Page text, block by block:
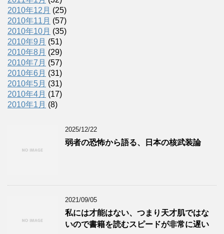
2010年12月 (25)
2010年11月 (57)
2010年10月 (35)
2010年9月 (51)
2010年8月 (29)
2010年7月 (57)
2010年6月 (31)
2010年5月 (31)
2010年4月 (17)
2010年1月 (8)
2025/12/22
弱者の恐怖から語る、日本の核武装論
2021/09/05
私には才能はない、つまり天才肌ではな
いので書籍を読むスピードが非常に遅い